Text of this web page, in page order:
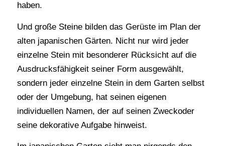
haben.
Und große Steine bilden das Gerüste im Plan der
alten japanischen Gärten. Nicht nur wird jeder
einzelne Stein mit besonderer Rücksicht auf die
Ausdrucksfähigkeit seiner Form ausgewählt,
sondern jeder einzelne Stein in dem Garten selbst
oder der Umgebung, hat seinen eigenen
individuellen Namen, der auf seinen Zweckoder
seine dekorative Aufgabe hinweist.